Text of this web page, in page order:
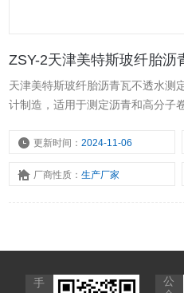
ZSY-2天津美特斯玻纤胎沥
天津美特斯玻纤胎沥青瓦不透水测
计制造，适用于测定沥青和高分子
与气筒加压，在测试压力不大于
更新时间：2024-11-06
厂商性质：生产厂家
手
公